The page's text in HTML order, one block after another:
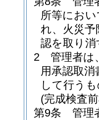
所等にお
れ、火災
認を取り
2
管理者は
用承認取消
して行う
(完成検査
第9条
管理